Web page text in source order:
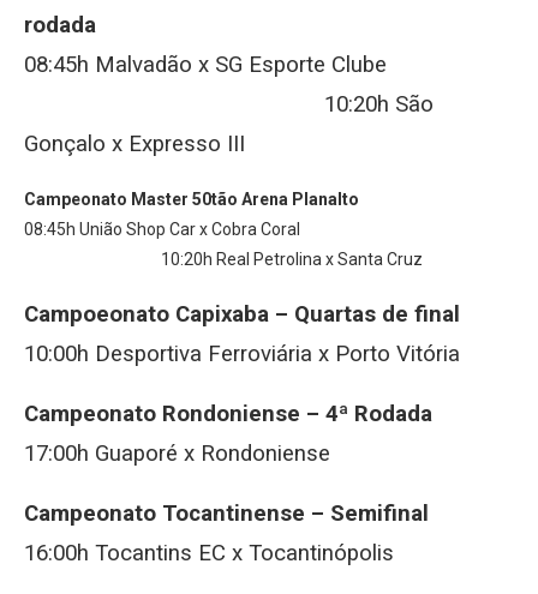
rodada
08:45h Malvadão x SG Esporte Clube
10:20h São
Gonçalo x Expresso III
Campeonato Master 50tão Arena Planalto
08:45h União Shop Car x Cobra Coral
10:20h Real Petrolina x Santa Cruz
Campoeonato Capixaba – Quartas de final
10:00h Desportiva Ferroviária x Porto Vitória
Campeonato Rondoniense – 4ª Rodada
17:00h Guaporé x Rondoniense
Campeonato Tocantinense – Semifinal
16:00h Tocantins EC x Tocantinópolis